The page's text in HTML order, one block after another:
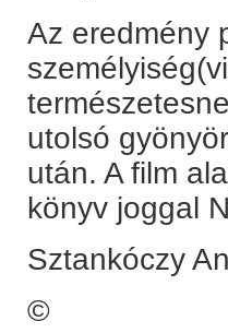
Az eredmény
utolsó
után. A film
könyv joggal
Sztankóczy
©